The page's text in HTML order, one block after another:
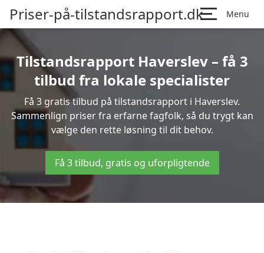
Priser-på-tilstandsrapport.dk Menu
Tilstandsrapport Haverslev – få 3
tilbud fra lokale specialister
Få 3 gratis tilbud på tilstandsrapport i Haverslev.
Sammenlign priser fra erfarne fagfolk, så du trygt kan
vælge den rette løsning til dit behov.
Få 3 tilbud, gratis og uforpligtende